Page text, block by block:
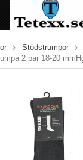
Stödstrumpor
2 par 18-20